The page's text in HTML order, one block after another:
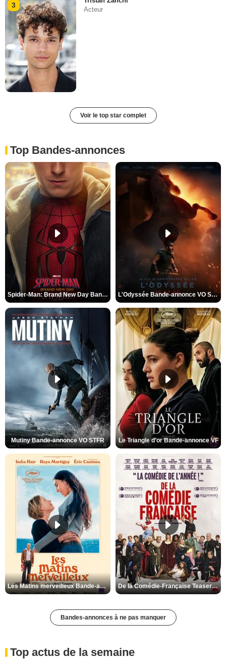
3
Acteur
Voir le top star complet
Top Bandes-annonces
Spider-Man: Brand New Day Bande-annonce VO STFR L'Odyssée Bande-annonce VO STFR
Mutiny Bande-annonce VO STFR Le Triangle d'or Bande-annonce VF
Les Matins merveilleux Bande-annonce VF De la Comédie-Française Teaser VF
Bandes-annonces à ne pas manquer
Top actus de la semaine